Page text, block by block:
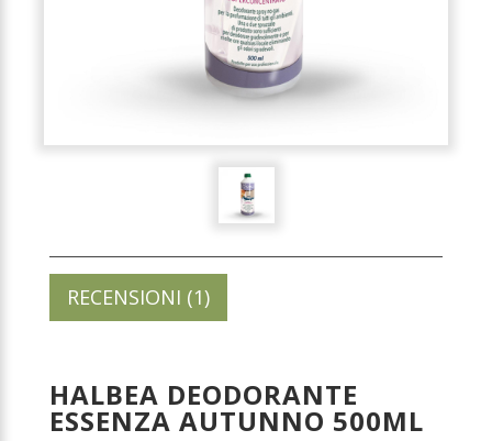
RECENSIONI (1)
HALBEA DEODORANTE
ESSENZA AUTUNNO 500ML